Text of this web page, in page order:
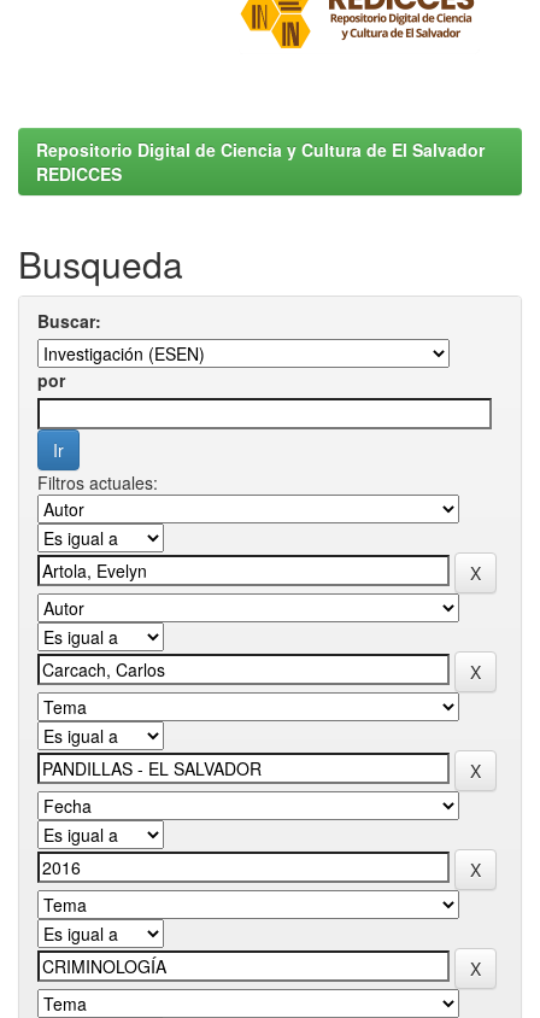
Repositorio Digital de Ciencia y Cultura de El Salvador
REDICCES
Busqueda
Buscar:
por
Filtros actuales: